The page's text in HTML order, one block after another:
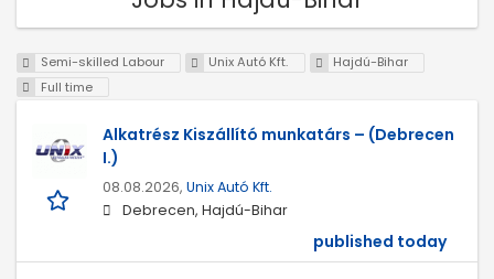
Semi-skilled Labour Unix Autó Kft.
Hajdú-Bihar
Full time
Alkatrész Kiszállító munkatárs – (Debrecen
I.)
08.08.2026, Unix Autó Kft.
Debrecen, Hajdú-Bihar
published today